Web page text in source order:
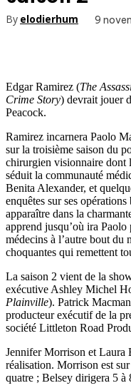
By elodierhum 9
Edgar Ramirez (The
Crime Story) devrait jouer
Peacock.
Ramirez incarnera Paolo
sur la troisième saison du
chirurgien visionnaire dont
séduit la communauté
Benita Alexander, et
enquêtes sur ses
apparaître dans la
apprend jusqu’où ira Paolo
médecins à l’autre bout du
choquantes qui remettent
La saison 2 vient de la
exécutive Ashley Michel
Plainville). Patrick
producteur exécutif de la
société Littleton Road
Jennifer Morrison et Laura
réalisation. Morrison est
quatre ; Belsey dirigera 5 à